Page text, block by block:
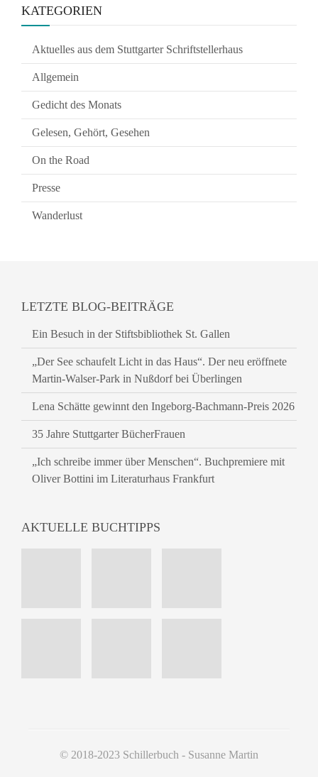
KATEGORIEN
Aktuelles aus dem Stuttgarter Schriftstellerhaus
Allgemein
Gedicht des Monats
Gelesen, Gehört, Gesehen
On the Road
Presse
Wanderlust
LETZTE BLOG-BEITRÄGE
Ein Besuch in der Stiftsbibliothek St. Gallen
„Der See schaufelt Licht in das Haus“. Der neu eröffnete
Martin-Walser-Park in Nußdorf bei Überlingen
Lena Schätte gewinnt den Ingeborg-Bachmann-Preis 2026
35 Jahre Stuttgarter BücherFrauen
„Ich schreibe immer über Menschen“. Buchpremiere mit
Oliver Bottini im Literaturhaus Frankfurt
AKTUELLE BUCHTIPPS
© 2018-2023 Schillerbuch - Susanne Martin